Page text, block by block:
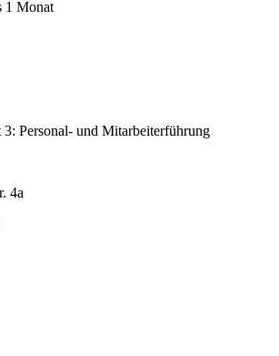
1 Monat
3: Personal- und Mitarbeiterführung
4a